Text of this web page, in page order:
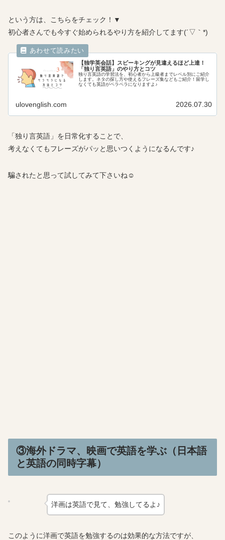
という方は、こちらをチェック！▼
初心者さんでも今すぐ始められるやり方を紹介してます(´▽｀*)
【独学英会話】スピーキングが見違えるほど上達！
「独り言英語」のやり方とコツ
独り言英語の学習法を、初心者から上級者までレベル別にご紹介
します。ネタの探し方や使えるフレーズ集などもご紹介！留学し
なくても英語がペラペラになりますよ♪
ulovenglish.com 2026.07.30
「独り言英語」を日常化することで、
考えなくてもフレーズがパッと思いつくようになるんです♪
騙されたと思って試してみて下さいね☺
③海外ドラマ、映画で英語を学ぶ（日本語
と英語の同時字幕）
洋画は英語で見て、勉強してるよ♪
このように洋画で英語を勉強するのは効果的な方法ですが、